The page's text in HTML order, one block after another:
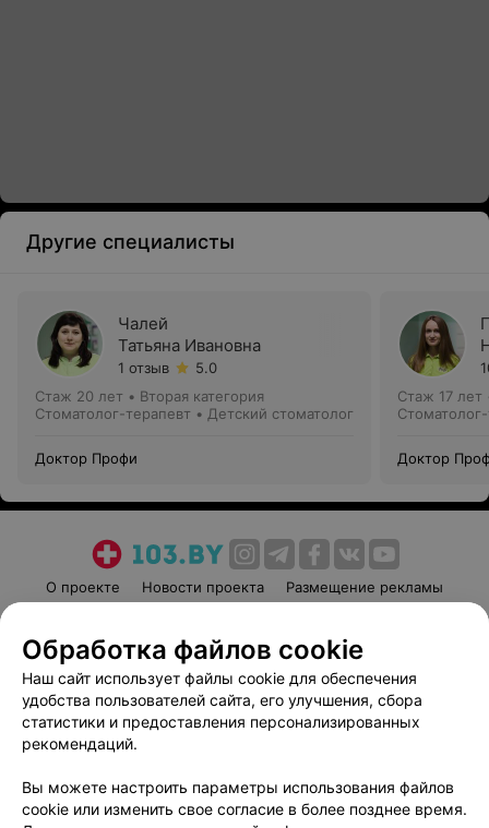
Другие специалисты
Чалей
Татьяна Ивановна
1 отзыв
5.0
Стаж 20 лет • Вторая категория
Стоматолог-терапевт • Детский стоматолог
Доктор Профи
Стаж 17 лет
Доктор
О проекте Новости проекта
Размещение рекламы
Пользовательское соглашение
Способы оплаты
Вакансии
Партнеры
Написать руководителю 103.by
Обработка персональных данных
Обработка файлов cookie
Наш сайт использует файлы cookie для обеспечения
удобства пользователей сайта, его улучшения, сбора
статистики и предоставления персонализированных
рекомендаций.
Вы можете настроить параметры использования файлов
cookie или изменить свое согласие в более позднее время.